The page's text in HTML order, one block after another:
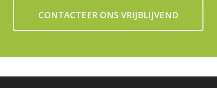
CONTACTEER ONS VRIJBLIJVEND